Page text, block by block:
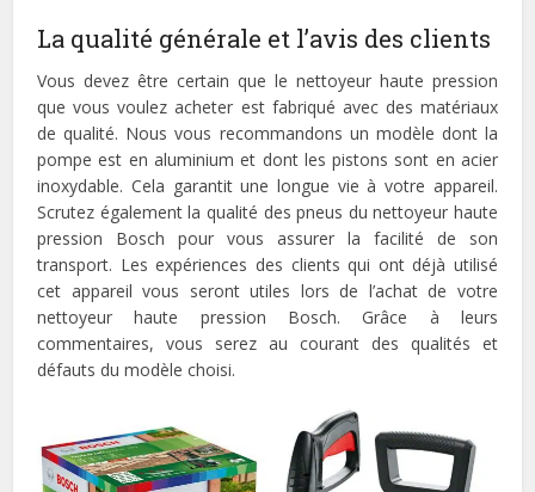
La qualité générale et l’avis des clients
Vous devez être certain que le nettoyeur haute pression
que vous voulez acheter est fabriqué avec des matériaux
de qualité. Nous vous recommandons un modèle dont la
pompe est en aluminium et dont les pistons sont en acier
inoxydable. Cela garantit une longue vie à votre appareil.
Scrutez également la qualité des pneus du nettoyeur haute
pression Bosch pour vous assurer la facilité de son
transport. Les expériences des clients qui ont déjà utilisé
cet appareil vous seront utiles lors de l’achat de votre
nettoyeur haute pression Bosch. Grâce à leurs
commentaires, vous serez au courant des qualités et
défauts du modèle choisi.